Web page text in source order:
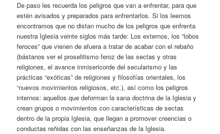
De paso les recuerda los peligros que van a enfrentar, para que
estén avisados y preparados para enfrentarlos. Si los leemos
encontramos que no distan mucho de los peligros que enfrenta
nuestra Iglesia veinte siglos más tarde: Los externos, los “lobos
feroces” que vienen de afuera a tratar de acabar con el rebaño
(bástanos ver el proselitismo feroz de las sectas y otras
religiones, el avance inmisericorde del secularismo y las
prácticas “exóticas” de religiones y filosofías orientales, los
“nuevos movimientos religiosos, etc.), así como los peligros
internos: aquellos que deforman la sana doctrina de la Iglesia y
crean grupos o movimientos con características de sectas
dentro de la propia Iglesia, que llegan a promover creencias o
conductas reñidas con las enseñanzas de la Iglesia.